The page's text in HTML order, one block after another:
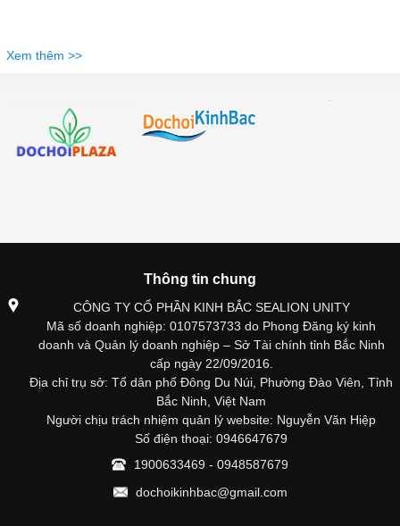
Xem thêm >>
Thông tin chung
CÔNG TY CỔ PHẦN KINH BẮC SEALION UNITY
Mã số doanh nghiệp: 0107573733 do Phong Đăng ký kinh
doanh và Quản lý doanh nghiệp – Sở Tài chính tỉnh Bắc Ninh
cấp ngày 22/09/2016.
Địa chỉ trụ sở: Tổ dân phố Đông Du Núi, Phường Đào Viên, Tỉnh
Bắc Ninh, Việt Nam
Người chịu trách nhiệm quản lý website: Nguyễn Văn Hiệp
Số điện thoại: 0946647679
1900633469 - 0948587679
dochoikinhbac@gmail.com